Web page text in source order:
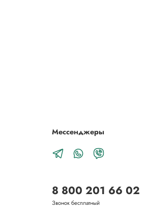
Мессенджеры
8 800 201 66 02
Звонок бесплатный